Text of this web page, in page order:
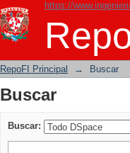
https://
Buscar
RepoFI Principal → Buscar
Buscar
Buscar: